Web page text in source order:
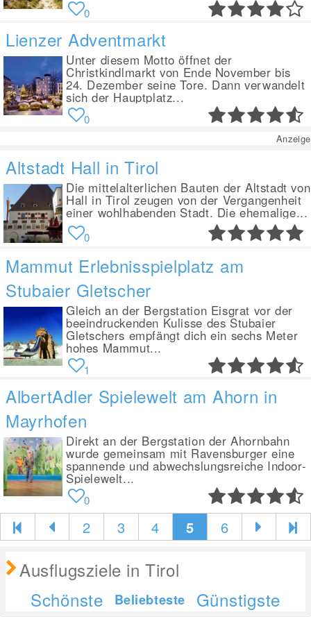
0
Lienzer Adventmarkt
Unter diesem Motto öffnet der
Christkindlmarkt von Ende November bis
24. Dezember seine Tore. Dann verwandelt
sich der Hauptplatz...
0
Anzeige
Altstadt Hall in Tirol
Die mittelalterlichen Bauten der Altstadt von
Hall in Tirol zeugen von der Vergangenheit
einer wohlhabenden Stadt. Die ehemalige...
0
Mammut Erlebnisspielplatz am
Stubaier Gletscher
Gleich an der Bergstation Eisgrat vor der
beeindruckenden Kulisse des Stubaier
Gletschers empfängt dich ein sechs Meter
hohes Mammut...
1
AlbertAdler Spielewelt am Ahorn in
Mayrhofen
Direkt an der Bergstation der Ahornbahn
wurde gemeinsam mit Ravensburger eine
spannende und abwechslungsreiche Indoor-
Spielewelt...
0
2 3 4 5 6
Ausflugsziele in Tirol
Schönste
Beliebteste
Günstigste